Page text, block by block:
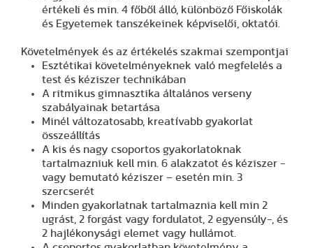
értékeli és min. 4 főből álló, különböző Főiskolák
és Egyetemek tanszékeinek képviselői, oktatói.
Követelmények és az értékelés szakmai szempontjai
Esztétikai követelményeknek való megfelelés a
test és kéziszer technikában
A ritmikus gimnasztika általános verseny
szabályainak betartása
Minél változatosabb, kreatívabb gyakorlat
összeállítás
A kis és nagy csoportos gyakorlatoknak
tartalmazniuk kell min. 6 alakzatot és kéziszer -
vagy bemutató kéziszer – esetén min. 3
szercserét
Minden gyakorlatnak tartalmaznia kell min 2
ugrást, 2 forgást vagy fordulatot, 2 egyensúly-, és
2 hajlékonysági elemet vagy hullámot.